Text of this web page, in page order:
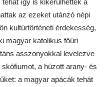
így is kikerülhettek a
az ezeket utánzó népi
kultúrtörténeti érdekesség,
magyar katolikus főúri
asszonyokkal levelezve
a húzott arany- és
a magyar apácák tehát